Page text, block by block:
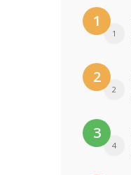
1
1
2
2
3
4